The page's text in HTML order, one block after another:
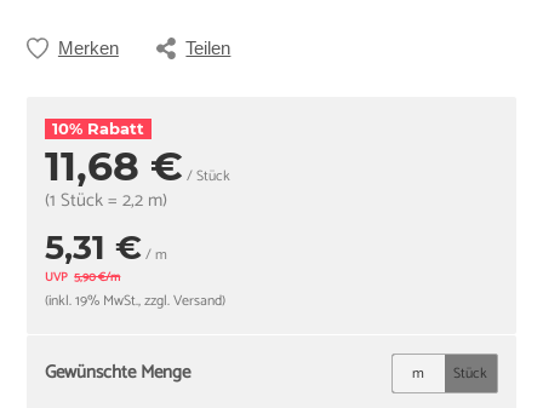
Merken Teilen
10% Rabatt
11,68 € / Stück
(1 Stück = 2,2 m)
5,31 €/ m
UVP 5,90 €/m
(inkl. 19% MwSt., zzgl. Versand)
Gewünschte Menge m Stück